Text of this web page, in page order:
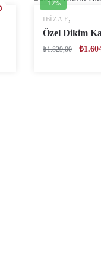
-12%
IBIZA F,
Özel Dikim
₺1.829,00 ₺